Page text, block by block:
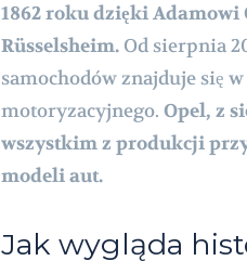
1862 roku dzięki Adamowi
Rüsselsheim. Od sierpnia
samochodów znajduje się
motoryzacyjnego. Opel, z
wszystkim z produkcji
modeli aut.
Jak wygląda